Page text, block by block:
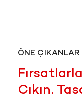
ÖNE ÇIKANLAR
Çıkın,